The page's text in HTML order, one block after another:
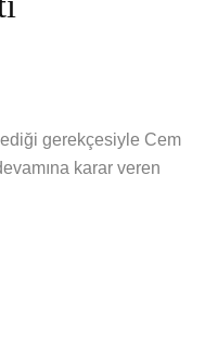
gerekçesiyle Cem
karar veren